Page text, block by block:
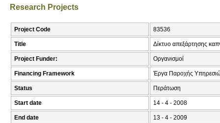
Research Projects
Project Code 83536
Title Δίκτυο απεξάρτησης
Project Funder: Οργανισμοί
Financing Framework Έργα Παροχής
Status Περάτωση
Start date 14 - 4 - 2008
End date 13 - 4 - 2009